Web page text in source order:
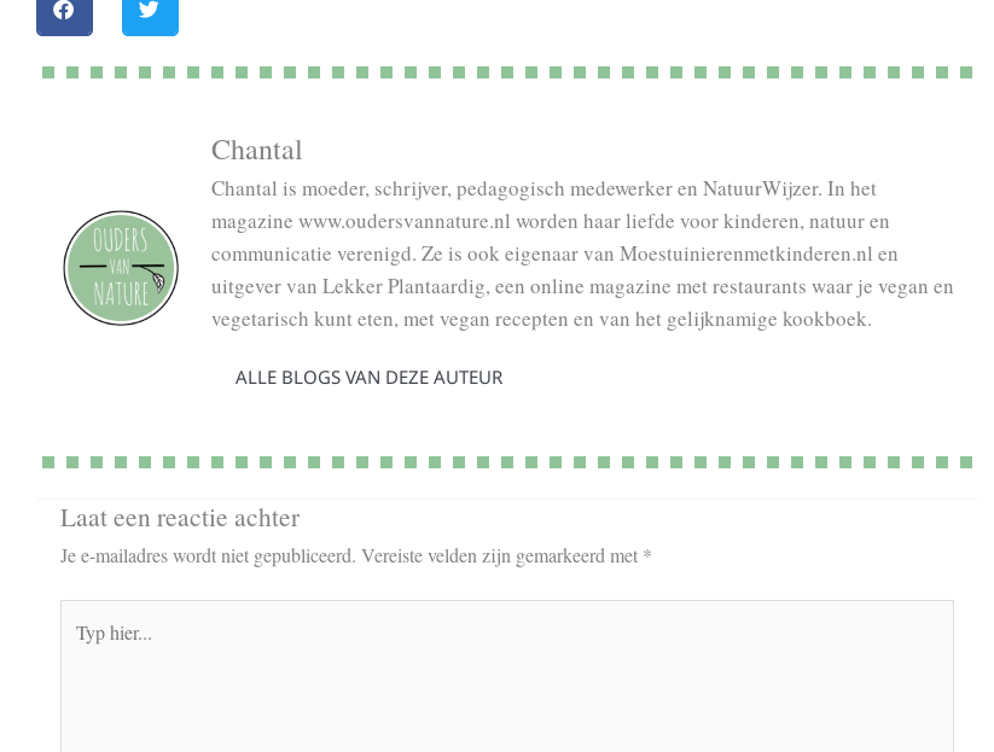
Chantal
Chantal is moeder, schrijver, pedagogisch medewerker en NatuurWijzer. In het
magazine www.oudersvannature.nl worden haar liefde voor kinderen, natuur en
communicatie verenigd. Ze is ook eigenaar van Moestuinierenmetkinderen.nl en
uitgever van Lekker Plantaardig, een online magazine met restaurants waar je vegan en
vegetarisch kunt eten, met vegan recepten en van het gelijknamige kookboek.
ALLE BLOGS VAN DEZE AUTEUR
Laat een reactie achter
Je e-mailadres wordt niet gepubliceerd. Vereiste velden zijn gemarkeerd met *
hier...